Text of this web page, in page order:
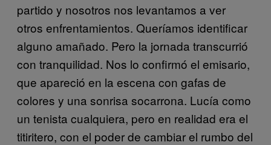
partido y nosotros nos levantamos a ver
otros enfrentamientos. Queríamos identificar
alguno amañado. Pero la jornada transcurrió
con tranquilidad. Nos lo confirmó el emisario,
que apareció en la escena con gafas de
colores y una sonrisa socarrona. Lucía como
un tenista cualquiera, pero en realidad era el
titiritero, con el poder de cambiar el rumbo del